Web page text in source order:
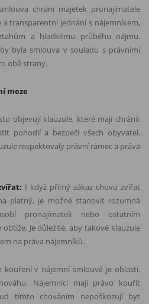
chrání majetek pronajímatele
transparentní jednání s nájemníkem,
a hladkému průběhu nájmu.
byla smlouva v souladu s právními
obě strany.
meze
objevují klauzule, které mají chránit
pohodlí a bezpečí všech obyvatel.
respektovaly právní rámec a práva
I když přímý zákaz chovu zvířat
platný, je možné stanovit rozumná
pronajímateli nebo ostatním
Je důležité, aby takové klauzule
na práva nájemníků.
kouření v nájemní smlouvě je oblastí,
Nájemníci mají právo kouřit
tímto chováním nepoškozují byt